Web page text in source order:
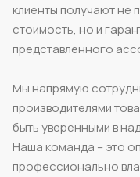
клиенты получают
стоимость, но и
представленного
Мы напрямую
производителями
быть уверенными в
Наша команда – это
профессионально